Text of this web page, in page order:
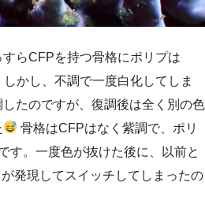
らCFPを持つ骨格にポリプは
かし、不調で一度白化してしま
たのですが、復調後は全く別の色
骨格はCFPはなく紫調で、ポリ
す。一度色が抜けた後に、以前と
発現してスイッチしてしまったの